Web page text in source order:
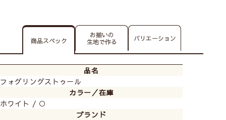
商品スペック
お揃いの
生地で作る
バリエーション
品名
フォグリングストゥール
カラー／在庫
ホワイト / ○
ブランド